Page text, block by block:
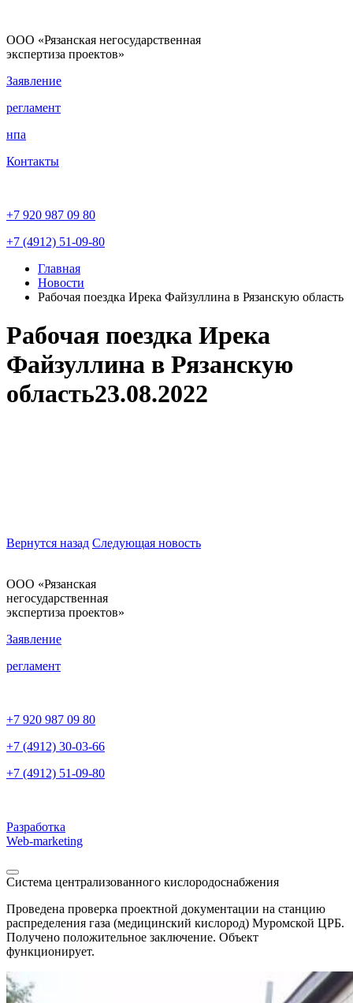
ООО «Рязанская негосударственная
экспертиза проектов»
Заявление
регламент
нпа
Контакты
+7 920 987 09 80
+7 (4912) 51-09-80
Главная
Новости
Рабочая поездка Ирека Файзуллина в Рязанскую область
Рабочая поездка Ирека
Файзуллина в Рязанскую
область23.08.2022
Вернутся назад Следующая новость
ООО «Рязанская
негосударственная
экспертиза проектов»
Заявление
регламент
+7 920 987 09 80
+7 (4912) 30-03-66
+7 (4912) 51-09-80
Разработка
Web-marketing
Система централизованного кислородоснабжения
Проведена проверка проектной документации на станцию
распределения газа (медицинский кислород) Муромской ЦРБ.
Получено положительное заключение. Объект
функционирует.